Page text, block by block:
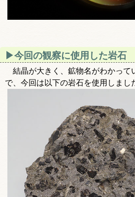
今回の観察に使用した岩石
結晶が大きく、鉱物名がわかって
で、今回は以下の岩石を使用しまし